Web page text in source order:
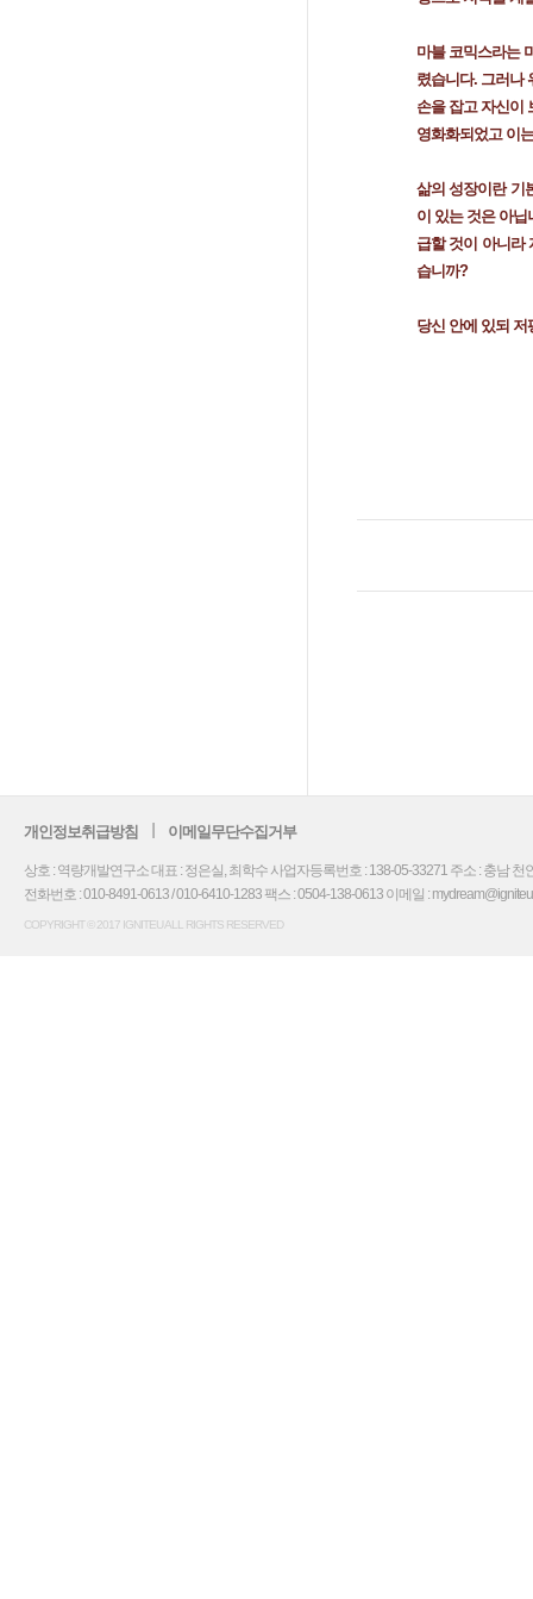
마블 코믹스라는
렸습니다. 그러나
손을 잡고 자신이
영화화되었고 이
삶의 성장이란 기
이 있는 것은 아
급할 것이 아니라
습니까?
당신 안에 있되
개인정보취급방침 이메일무단수집거부
상호 : 역량개발연구소 대표 : 정은실, 최학수 사업자등록번호 : 138-05-33271 주소 : 충남 천
전화번호 : 010-8491-0613 / 010-6410-1283 팩스 : 0504-138-0613 이메일 :
COPYRIGHT © 2017 IGNITEU ALL RIGHTS RESERVED